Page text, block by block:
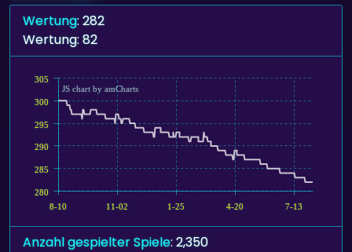
Wertung: 282
Wertung: 82
8-10 11-02 1-25 4-20 7-13
280
285
290
295
300
305
JS chart by amCharts
Anzahl gespielter Spiele: 2,350